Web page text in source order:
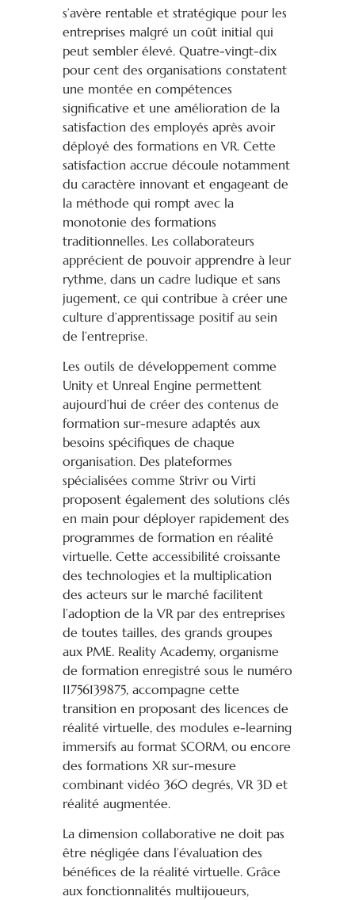
s’avère rentable et stratégique pour les
entreprises malgré un coût initial qui
peut sembler élevé. Quatre-vingt-dix
pour cent des organisations constatent
une montée en compétences
significative et une amélioration de la
satisfaction des employés après avoir
déployé des formations en VR. Cette
satisfaction accrue découle notamment
du caractère innovant et engageant de
la méthode qui rompt avec la
monotonie des formations
traditionnelles. Les collaborateurs
apprécient de pouvoir apprendre à leur
rythme, dans un cadre ludique et sans
jugement, ce qui contribue à créer une
culture d’apprentissage positif au sein
de l’entreprise.
Les outils de développement comme
Unity et Unreal Engine permettent
aujourd’hui de créer des contenus de
formation sur-mesure adaptés aux
besoins spécifiques de chaque
organisation. Des plateformes
spécialisées comme Strivr ou Virti
proposent également des solutions clés
en main pour déployer rapidement des
programmes de formation en réalité
virtuelle. Cette accessibilité croissante
des technologies et la multiplication
des acteurs sur le marché facilitent
l’adoption de la VR par des entreprises
de toutes tailles, des grands groupes
aux PME. Reality Academy, organisme
de formation enregistré sous le numéro
11756139875, accompagne cette
transition en proposant des licences de
réalité virtuelle, des modules e-learning
immersifs au format SCORM, ou encore
des formations XR sur-mesure
combinant vidéo 360 degrés, VR 3D et
réalité augmentée.
La dimension collaborative ne doit pas
être négligée dans l’évaluation des
bénéfices de la réalité virtuelle. Grâce
aux fonctionnalités multijoueurs,